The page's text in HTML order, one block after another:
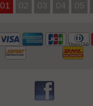
01 02 03 04 05